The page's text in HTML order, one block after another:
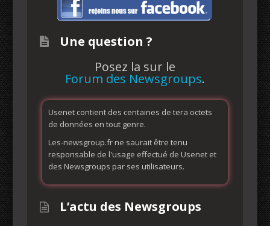
Une question ?
Posez la sur le
Forum des Newsgroups.
Usenet contient des centaines de tera octets
de données en tout genre.
Les-newsgroup.fr ne saurait être tenu
responsable de l'usage effectué de Usenet et
des Newsgroups par ses utilisateurs.
L’actu des Newsgroups